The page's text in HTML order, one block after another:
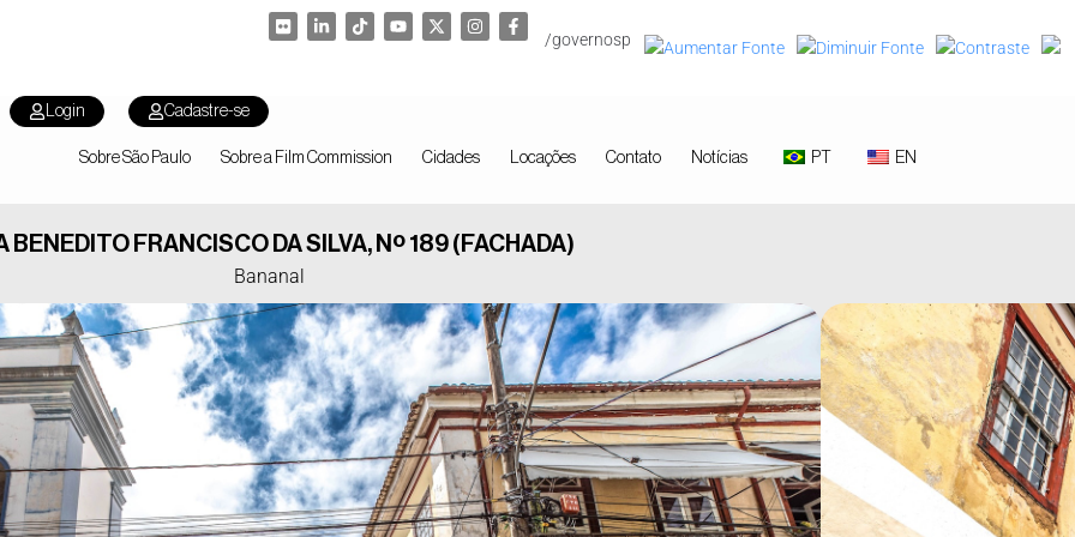
/governosp
Login Cadastre-se
Sobre São Paulo Sobre a Film Commission Cidades Locações Contato Notícias PT EN
BENEDITO FRANCISCO DA SILVA, Nº 189 (FACHADA)
Bananal